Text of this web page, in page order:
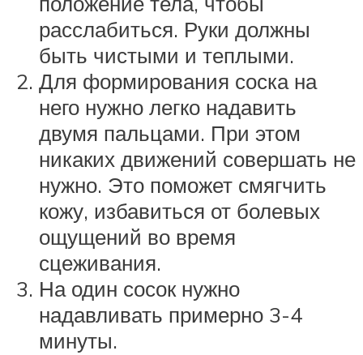
расслабиться. Руки должны
быть чистыми и теплыми.
Для формирования соска на
него нужно легко надавить
двумя пальцами. При этом
никаких движений совершать не
нужно. Это поможет смягчить
кожу, избавиться от болевых
ощущений во время
сцеживания.
На один сосок нужно
надавливать примерно 3-4
минуты.